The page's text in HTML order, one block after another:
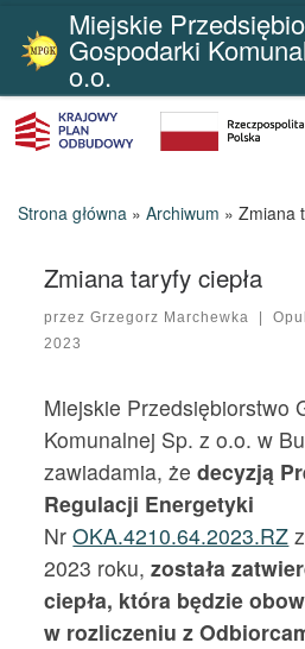
Przejdź do treści
Miejskie
Gospodarki
o.o.
Strona główna » Archiwum » Zmiana
Zmiana taryfy ciepła
przezGrzegorz Marchewka |
2023
Miejskie Przedsiębiorstwo
Komunalnej Sp. z o.o. w
zawiadamia, żedecyzją
Regulacji Energetyki
NrOKA.4210.64.2023.RZ
2023 roku,została
ciepła, która będzie
w rozliczeniu z